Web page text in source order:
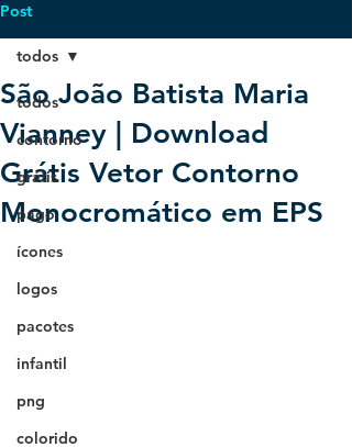
Post
todos
contorno
grátis
pago
ícones
logos
pacotes
infantil
png
colorido
todos
São João Batista Maria
Vianney | Download
Grátis Vetor Contorno
Monocromático em EPS